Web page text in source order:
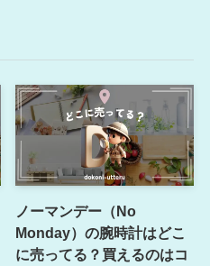
ノーマンデー（No
Monday）の腕時計はどこ
に売ってる？買えるのはコ